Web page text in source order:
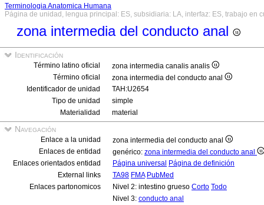
Terminologia Anatomica Humana
Página de unidad, lengua principal: ES, subsidiaria: LA, interfaz: ES, trabajo en
zona intermedia del conducto anal
Identificación
Término latino oficial
zona intermedia canalis analis
Término oficial
zona intermedia del conducto anal
Identificador de unidad
TAH:U2654
Tipo de unidad
simple
Materialidad
material
Navegación
Enlace a la unidad
zona intermedia del conducto anal
Enlaces de entidad
genérico: zona intermedia del conducto anal
Enlaces orientados entidad
Página universal Página de definición
External links
TA98 FMA PubMed
Enlaces partonomicos
Nivel 2: intestino grueso Corto Todo
Nivel 3: conducto anal